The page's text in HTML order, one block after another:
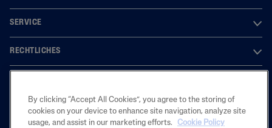
SERVICE
RECHTLICHES
2025 Galderma Laboratorium GmbH. Alle Marken sind Eigentum der
Galderma S.A. Der Inhalt ist ausschließlich für den deutschen Markt
By clicking “Accept All Cookies”, you agree to the storing of
cookies on your device to enhance site navigation, analyze site
usage, and assist in our marketing efforts.
Cookie Policy